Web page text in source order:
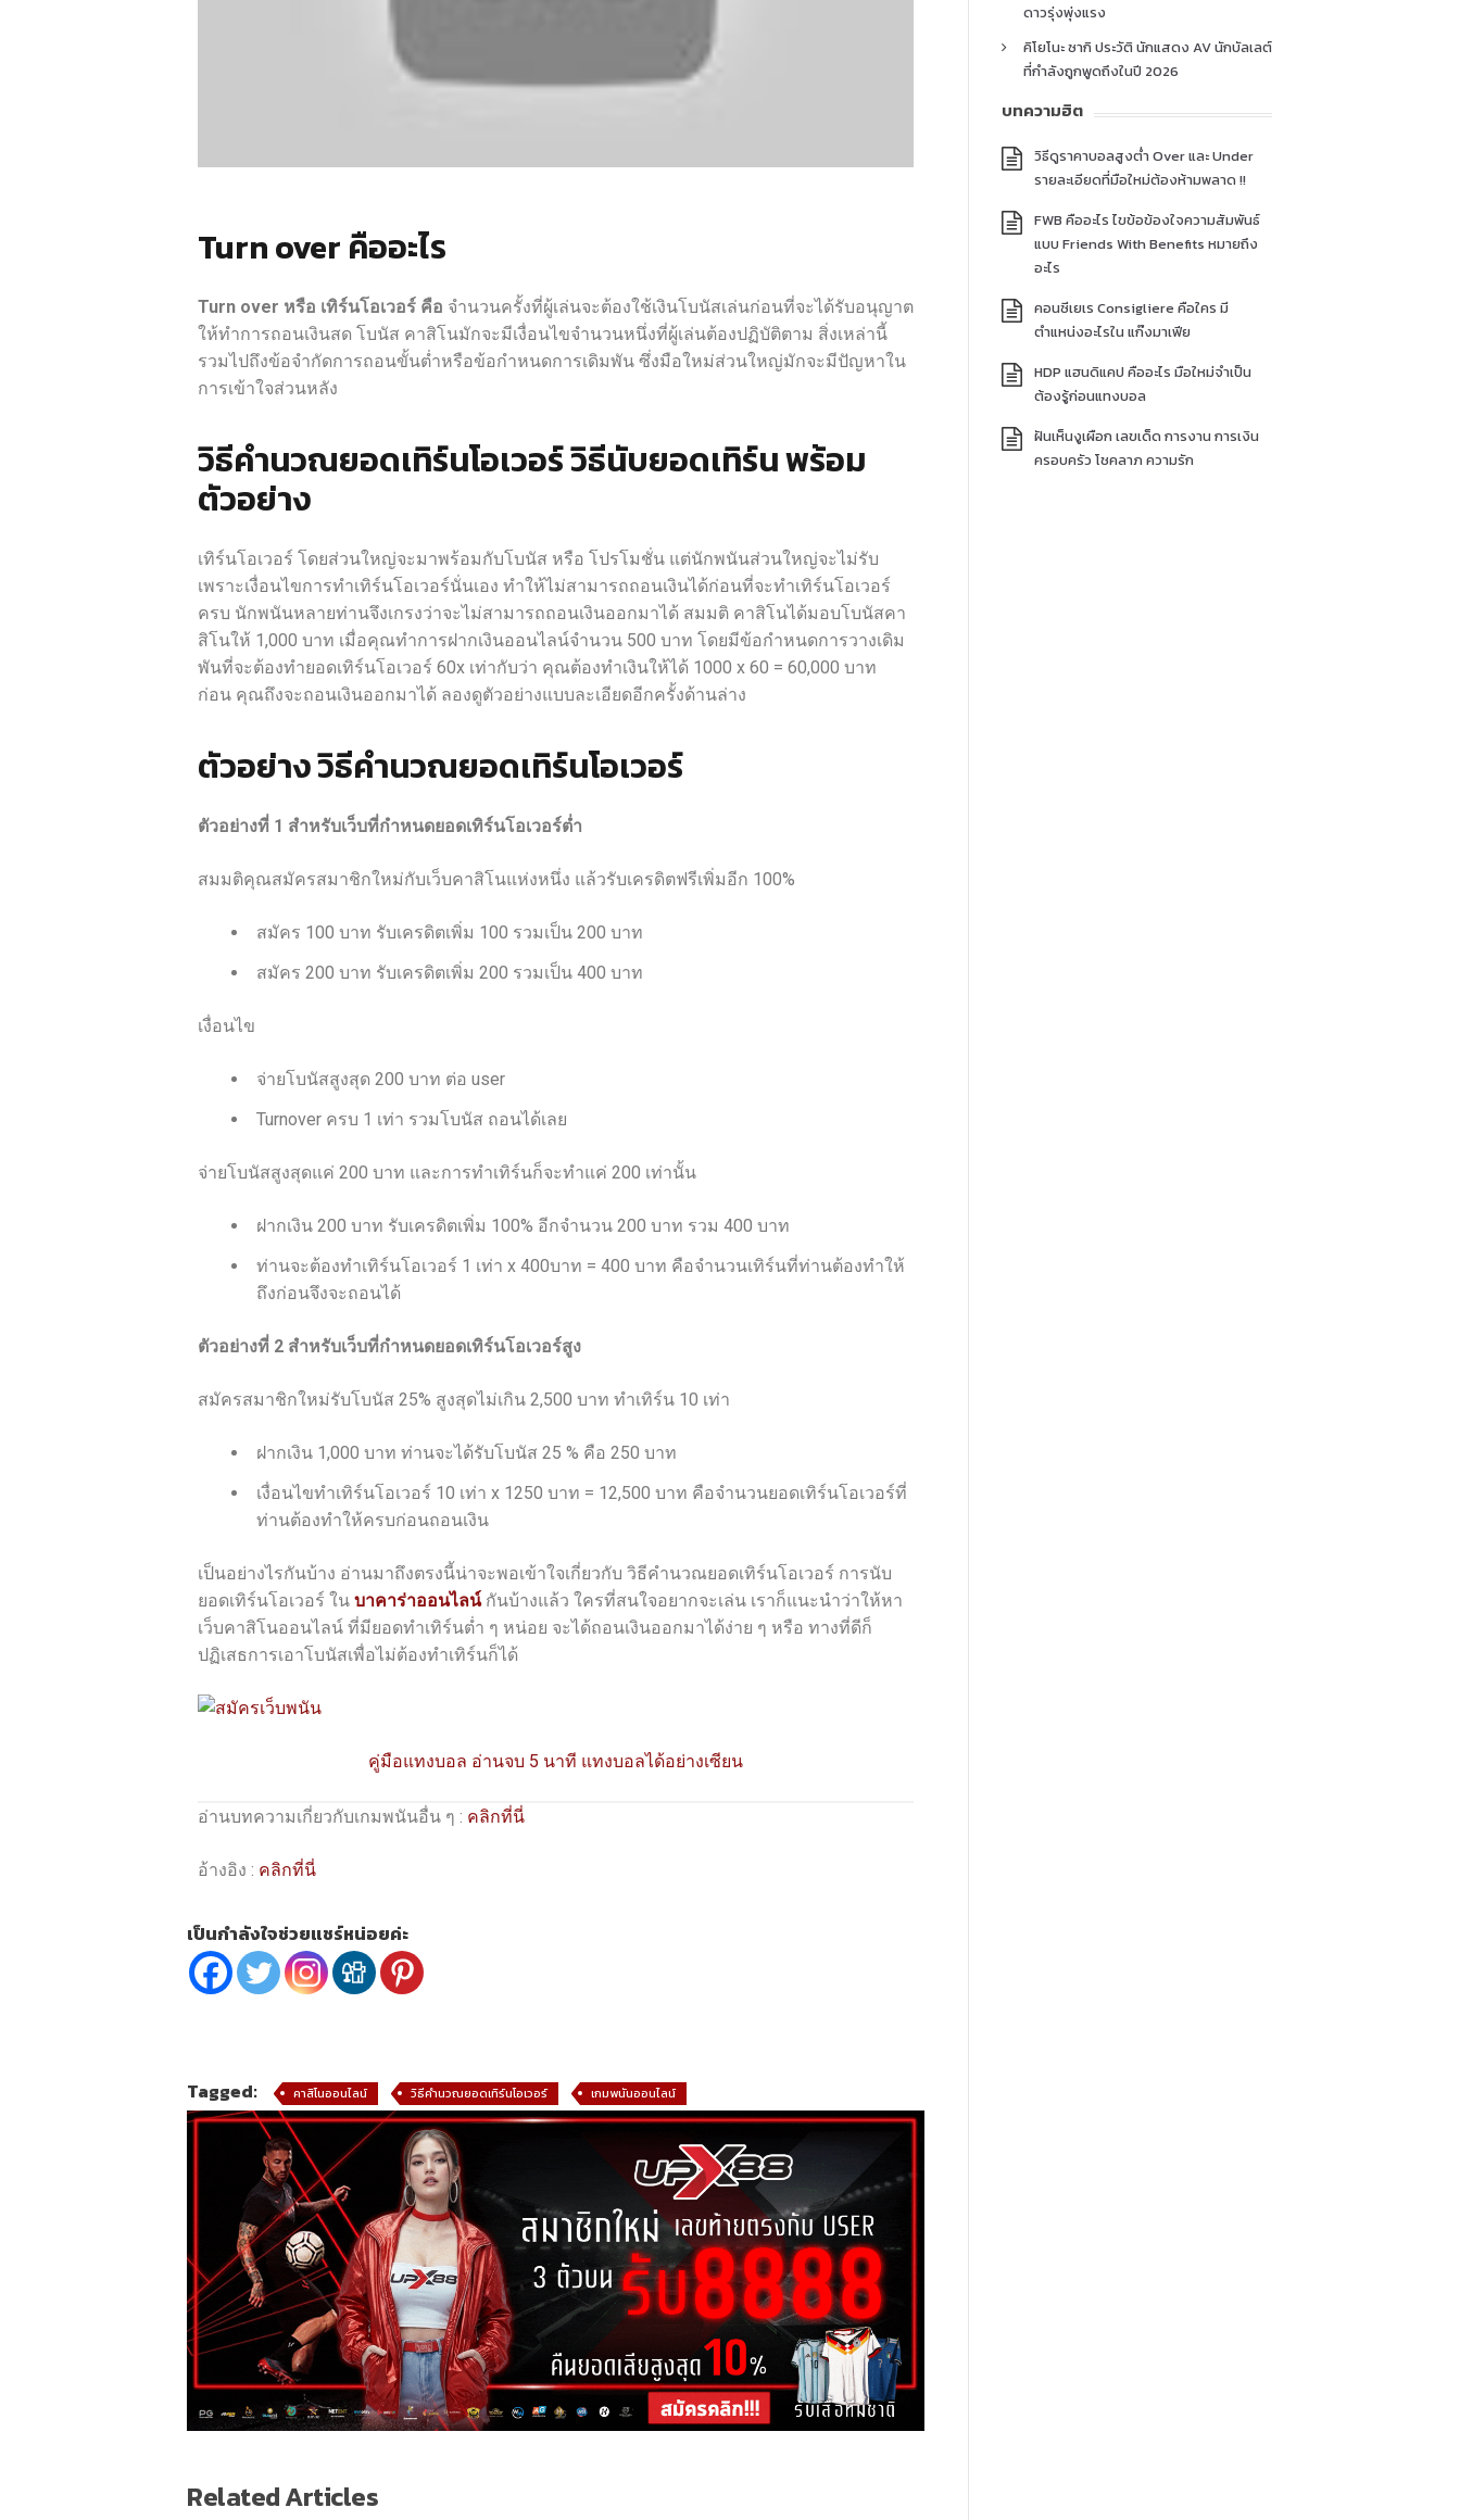
Turn over คืออะไร
Turn over หรือ เทิร์นโอเวอร์ คือ จำนวนครั้งที่ผู้เล่นจะต้องใช้เงินโบนัสเล่นก่อนที่จะได้รับอนุญาต
ให้ทำการถอนเงินสด โบนัส คาสิโนมักจะมีเงื่อนไขจำนวนหนึ่งที่ผู้เล่นต้องปฏิบัติตาม สิ่งเหล่านี้
รวมไปถึงข้อจำกัดการถอนขั้นต่ำหรือข้อกำหนดการเดิมพัน ซึ่งมือใหม่ส่วนใหญ่มักจะมีปัญหาใน
การเข้าใจส่วนหลัง
วิธีคำนวณยอดเทิร์นโอเวอร์ วิธีนับยอดเทิร์น พร้อม
ตัวอย่าง
เทิร์นโอเวอร์ โดยส่วนใหญ่จะมาพร้อมกับโบนัส หรือ โปรโมชั่น แต่นักพนันส่วนใหญ่จะไม่รับ
เพราะเงื่อนไขการทำเทิร์นโอเวอร์นั่นเอง ทำให้ไม่สามารถถอนเงินได้ก่อนที่จะทำเทิร์นโอเวอร์
ครบ นักพนันหลายท่านจึงเกรงว่าจะไม่สามารถถอนเงินออกมาได้ สมมติ คาสิโนได้มอบโบนัสคา
สิโนให้ 1,000 บาท เมื่อคุณทำการฝากเงินออนไลน์จำนวน 500 บาท โดยมีข้อกำหนดการวางเดิม
พันที่จะต้องทำยอดเทิร์นโอเวอร์ 60x เท่ากับว่า คุณต้องทำเงินให้ได้ 1000 x 60 = 60,000 บาท
ก่อน คุณถึงจะถอนเงินออกมาได้ ลองดูตัวอย่างแบบละเอียดอีกครั้งด้านล่าง
ตัวอย่าง วิธีคำนวณยอดเทิร์นโอเวอร์
ตัวอย่างที่ 1 สำหรับเว็บที่กำหนดยอดเทิร์นโอเวอร์ต่ำ
สมมติคุณสมัครสมาชิกใหม่กับเว็บคาสิโนแห่งหนึ่ง แล้วรับเครดิตฟรีเพิ่มอีก 100%
สมัคร 100 บาท รับเครดิตเพิ่ม 100 รวมเป็น 200 บาท
สมัคร 200 บาท รับเครดิตเพิ่ม 200 รวมเป็น 400 บาท
เงื่อนไข
จ่ายโบนัสสูงสุด 200 บาท ต่อ user
Turnover ครบ 1 เท่า รวมโบนัส ถอนได้เลย
จ่ายโบนัสสูงสุดแค่ 200 บาท และการทำเทิร์นก็จะทำแค่ 200 เท่านั้น
ฝากเงิน 200 บาท รับเครดิตเพิ่ม 100% อีกจำนวน 200 บาท รวม 400 บาท
ท่านจะต้องทำเทิร์นโอเวอร์ 1 เท่า x 400บาท = 400 บาท คือจำนวนเทิร์นที่ท่านต้องทำให้
ถึงก่อนจึงจะถอนได้
ตัวอย่างที่ 2 สำหรับเว็บที่กำหนดยอดเทิร์นโอเวอร์สูง
สมัครสมาชิกใหม่รับโบนัส 25% สูงสุดไม่เกิน 2,500 บาท ทำเทิร์น 10 เท่า
ฝากเงิน 1,000 บาท ท่านจะได้รับโบนัส 25 % คือ 250 บาท
เงื่อนไขทำเทิร์นโอเวอร์ 10 เท่า x 1250 บาท = 12,500 บาท คือจำนวนยอดเทิร์นโอเวอร์ที่
ท่านต้องทำให้ครบก่อนถอนเงิน
เป็นอย่างไรกันบ้าง อ่านมาถึงตรงนี้น่าจะพอเข้าใจเกี่ยวกับ วิธีคำนวณยอดเทิร์นโอเวอร์ การนับ
ยอดเทิร์นโอเวอร์ ใน บาคาร่าออนไลน์กันบ้างแล้ว ใครที่สนใจอยากจะเล่น เราก็แนะนำว่าให้หา
เว็บคาสิโนออนไลน์ ที่มียอดทำเทิร์นต่ำ ๆ หน่อย จะได้ถอนเงินออกมาได้ง่าย ๆ หรือ ทางที่ดีก็
ปฏิเสธการเอาโบนัสเพื่อไม่ต้องทำเทิร์นก็ได้
คู่มือแทงบอล อ่านจบ 5 นาที แทงบอลได้อย่างเซียน
อ่านบทความเกี่ยวกับเกมพนันอื่น ๆ : คลิกที่นี่
อ้างอิง : คลิกที่นี่
เป็นกำลังใจช่วยแชร์หน่อยค่ะ
Tagged: คาสิโนออนไลน์ วิธีคำนวณยอดเทิร์นโอเวอร์ เกมพนันออนไลน์
Related Articles
ดาวรุ่งพุ่งแรง
คิโยโนะ ซากิ ประวัติ นักแสดง AV นักบัลเลต์
ที่กำลังถูกพูดถึงในปี 2026
บทความฮิต
วิธีดูราคาบอลสูงต่ำ Over และ Under
รายละเอียดที่มือใหม่ต้องห้ามพลาด !!
FWB คืออะไร ไขข้อข้องใจความสัมพันธ์
แบบ Friends With Benefits หมายถึง
อะไร
คอนซีเยเร Consigliere คือใคร มี
ตำแหน่งอะไรใน แก๊งมาเฟีย
HDP แฮนดิแคป คืออะไร มือใหม่จำเป็น
ต้องรู้ก่อนแทงบอล
ฝันเห็นงูเผือก เลขเด็ด การงาน การเงิน
ครอบครัว โชคลาภ ความรัก